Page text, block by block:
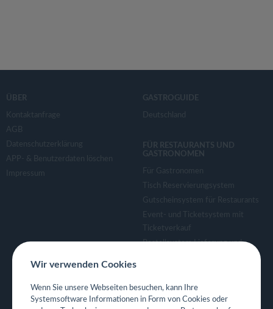
ÜBER
Kontaktanfrage
AGB
Datenschutzerklärung
APP- & Benutzerdaten löschen
Impressum
GASTROGUIDE
Deutschland
FÜR RESTAURANTS UND
GASTRONOMEN
Für Gastronomen
Tisch Reservierungsystem
Gutscheinsystem für Restaurants
Event- und Ticketsystem mit
Ticketverkauf
Bestellsystem Lieferung und
Eigene App für Restaurant
Wir verwenden Cookies
Wenn Sie unsere Webseiten besuchen, kann Ihre
Systemsoftware Informationen in Form von Cookies oder